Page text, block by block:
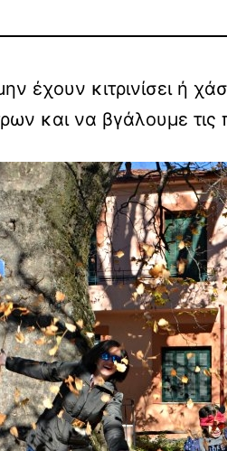
έχουν κιτρινίσει ή
και να βγάλουμε